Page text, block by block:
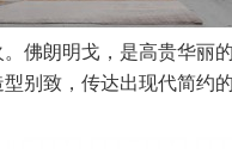
佛朗明戈，是高贵华丽
别致，传达出现代简约的